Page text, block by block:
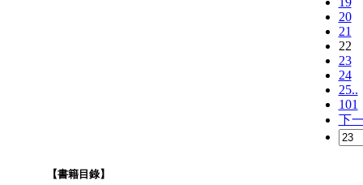
20
21
22
23
24
25..
101
下
【書籍目錄】